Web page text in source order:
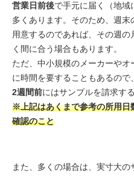
営業日前後で手元に届く（地域
多くあります。そのため、週
用意するのであれば、その週
く間に合う場合もあります。
ただ、中小規模のメーカーや
に時間を要することもあるの
2週間前にはサンプルを請求す
※上記はあくまで参考の所用日
確認のこと
また、多くの場合は、実寸大の